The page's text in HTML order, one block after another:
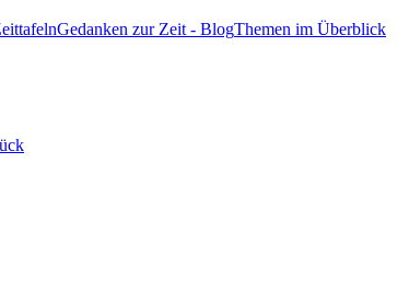
Gedanken zur Zeit - BlogThemen im Überblick